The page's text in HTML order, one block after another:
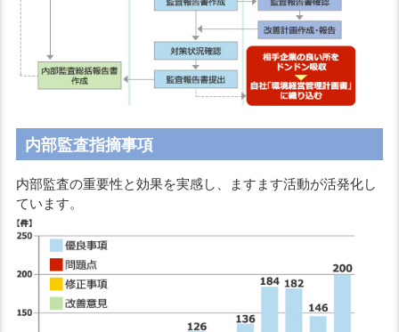
内部監査指摘事項
内部監査の重要性と効果を実感し、ますます活動が活発化し
ています。